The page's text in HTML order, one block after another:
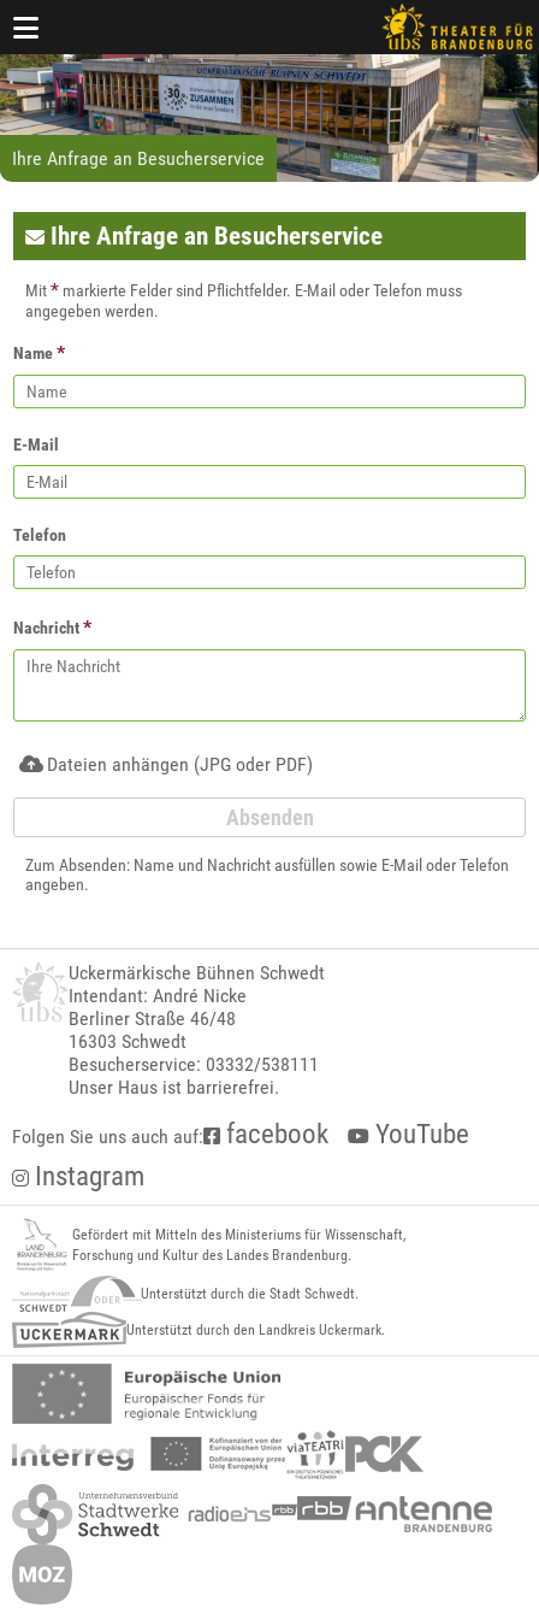
Ihre Anfrage an Besucherservice
Ihre Anfrage an Besucherservice
Mit* markierte Felder sind Pflichtfelder. E-Mail oder Telefon muss
angegeben werden.
Name*
E-Mail
Telefon
Nachricht*
Dateien anhängen (JPG oder PDF)
Zum Absenden: Name und Nachricht ausfüllen sowie E-Mail oder Telefon
angeben.
Uckermärkische Bühnen Schwedt
Intendant: André Nicke
Berliner Straße 46/48
16303 Schwedt
Besucherservice: 03332/538111
Unser Haus ist barrierefrei.
Folgen Sie uns auch auf: facebook
YouTube
Instagram
Gefördert mit Mitteln des Ministeriums für Wissenschaft,
Forschung und Kultur des Landes Brandenburg.
Unterstützt durch die Stadt Schwedt.
Unterstützt durch den Landkreis Uckermark.